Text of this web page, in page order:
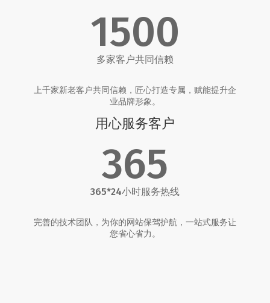
1500
多家客户共同信赖
上千家新老客户共同信赖，匠心打造专属，赋能提升企
业品牌形象。
用心服务客户
365
365*24小时服务热线
完善的技术团队，为你的网站保驾护航，一站式服务让
您省心省力。